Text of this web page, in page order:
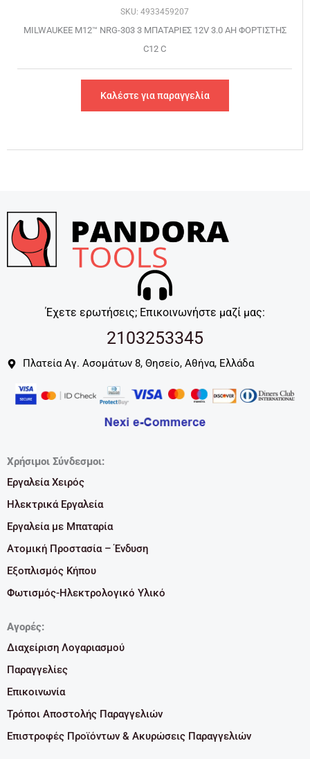
SKU: 4933459207
MILWAUKEE M12™ NRG-303 3 ΜΠΑΤΑΡΙΕΣ 12V 3.0 AH ΦΟΡΤΙΣΤΗΣ
C12 C
Καλέστε για παραγγελία
Έχετε ερωτήσεις; Επικοινωνήστε μαζί μας:
2103253345
Πλατεία Αγ. Ασομάτων 8, Θησείο, Αθήνα, Ελλάδα
Χρήσιμοι Σύνδεσμοι:
Εργαλεία Χειρός
Ηλεκτρικά Εργαλεία
Εργαλεία με Μπαταρία
Ατομική Προστασία – Ένδυση
Εξοπλισμός Κήπου
Φωτισμός-Ηλεκτρολογικό Υλικό
Αγορές:
Διαχείριση Λογαριασμού
Παραγγελίες
Επικοινωνία
Τρόποι Αποστολής Παραγγελιών
Επιστροφές Προϊόντων & Ακυρώσεις Παραγγελιών